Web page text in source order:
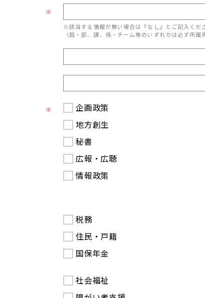
※
※該当する情報が無い場合は『なし』とご記入くだ
（局・部、課、係・チーム等のいずれかは必ず所属
※
企画政策
地方創生
秘書
広報・広聴
情報政策
税務
住民・戸籍
国保年金
社会福祉